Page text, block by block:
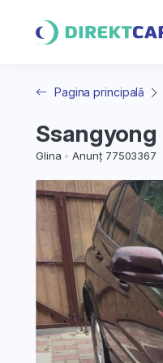
Pagina principală
Glina Anunț 77503367